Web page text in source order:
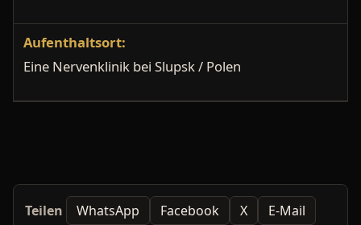
Aufenthaltsort:
Eine Nervenklinik bei Slupsk / Polen
Teilen WhatsApp Facebook X E-Mail